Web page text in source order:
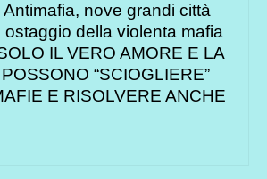
nove grandi città
ostaggio della violenta mafia
IL VERO AMORE E LA
“SCIOGLIERE”
E RISOLVERE ANCHE